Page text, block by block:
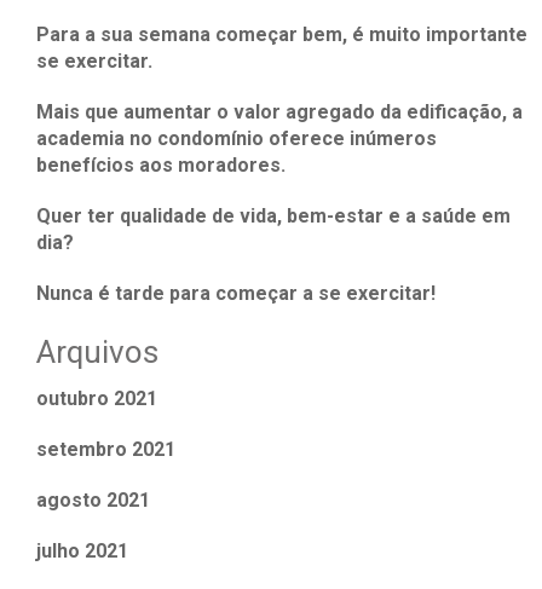
Para a sua semana começar bem, é muito importante
se exercitar.
Mais que aumentar o valor agregado da edificação, a
academia no condomínio oferece inúmeros
benefícios aos moradores.
Quer ter qualidade de vida, bem-estar e a saúde em
dia?
Nunca é tarde para começar a se exercitar!
Arquivos
outubro 2021
setembro 2021
agosto 2021
julho 2021